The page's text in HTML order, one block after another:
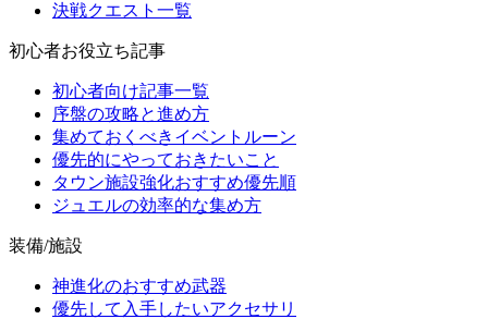
決戦クエスト一覧
初心者お役立ち記事
初心者向け記事一覧
序盤の攻略と進め方
集めておくべきイベントルーン
優先的にやっておきたいこと
タウン施設強化おすすめ優先順
ジュエルの効率的な集め方
装備/施設
神進化のおすすめ武器
優先して入手したいアクセサリ